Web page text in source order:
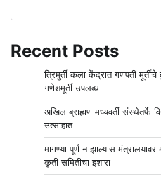
Recent Posts
त्रिमुर्ती कला केंद्रात गणपती
गणेशमूर्ती उपलब्ध
अखिल ब्राह्मण मध्यवर्ती संस्थेतर्फे
उत्साहात
मागण्या पूर्ण न झाल्यास
कृती समितीचा इशारा